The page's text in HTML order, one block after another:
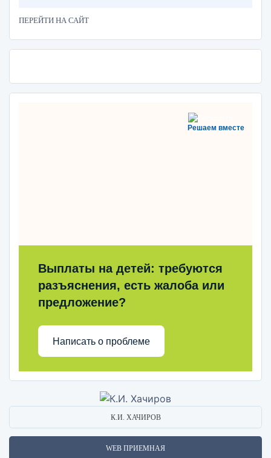
ПЕРЕЙТИ НА САЙТ
Решаем вместе
Выплаты на детей: требуются
разъяснения, есть жалоба или
предложение?
Написать о проблеме
К.И. ХАЧИРОВ
WEB ПРИЕМНАЯ